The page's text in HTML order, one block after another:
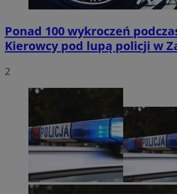
Ponad 100 wykroczeń
Kierowcy pod lupą policji w
2